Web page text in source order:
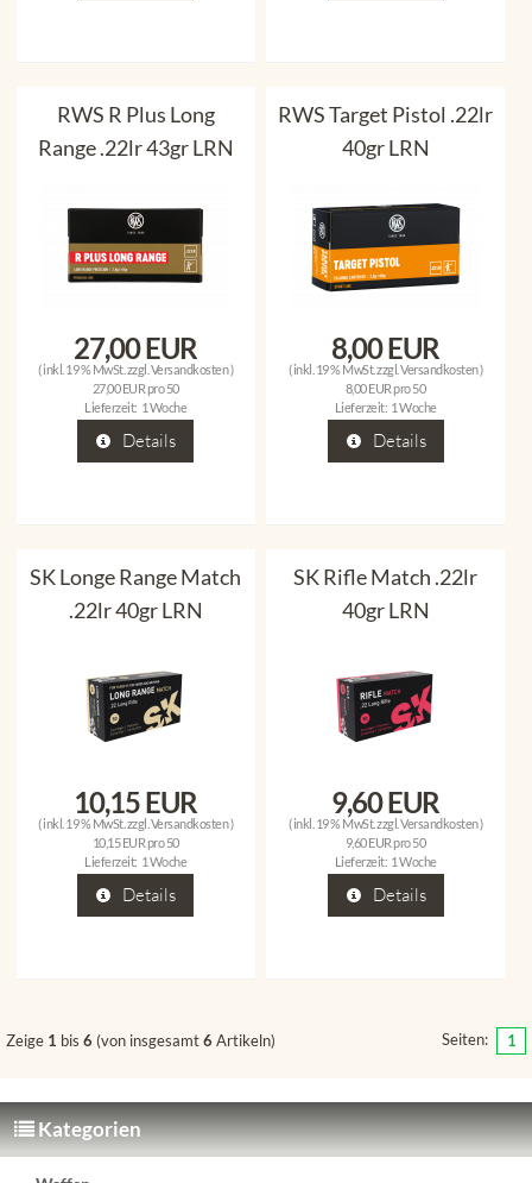
RWS R Plus Long
Range .22lr 43gr LRN
27,00 EUR
( inkl. 19 % MwSt. zzgl. Versandkosten)
27,00 EUR pro 50
Lieferzeit: 1 Woche
Details
RWS Target Pistol .22lr
40gr LRN
8,00 EUR
( inkl. 19 % MwSt. zzgl.Versandkosten)
8,00 EUR pro 50
Lieferzeit: 1 Woche
Details
SK Longe Range Match
.22lr 40gr LRN
10,15 EUR
( inkl. 19 % MwSt. zzgl. Versandkosten)
10,15 EUR pro 50
Lieferzeit: 1 Woche
Details
SK Rifle Match .22lr
40gr LRN
9,60 EUR
( inkl. 19 % MwSt. zzgl.Versandkosten)
9,60 EUR pro 50
Lieferzeit: 1 Woche
Details
Zeige 1 bis 6 (von insgesamt6 Artikeln) Seiten: 1
Kategorien